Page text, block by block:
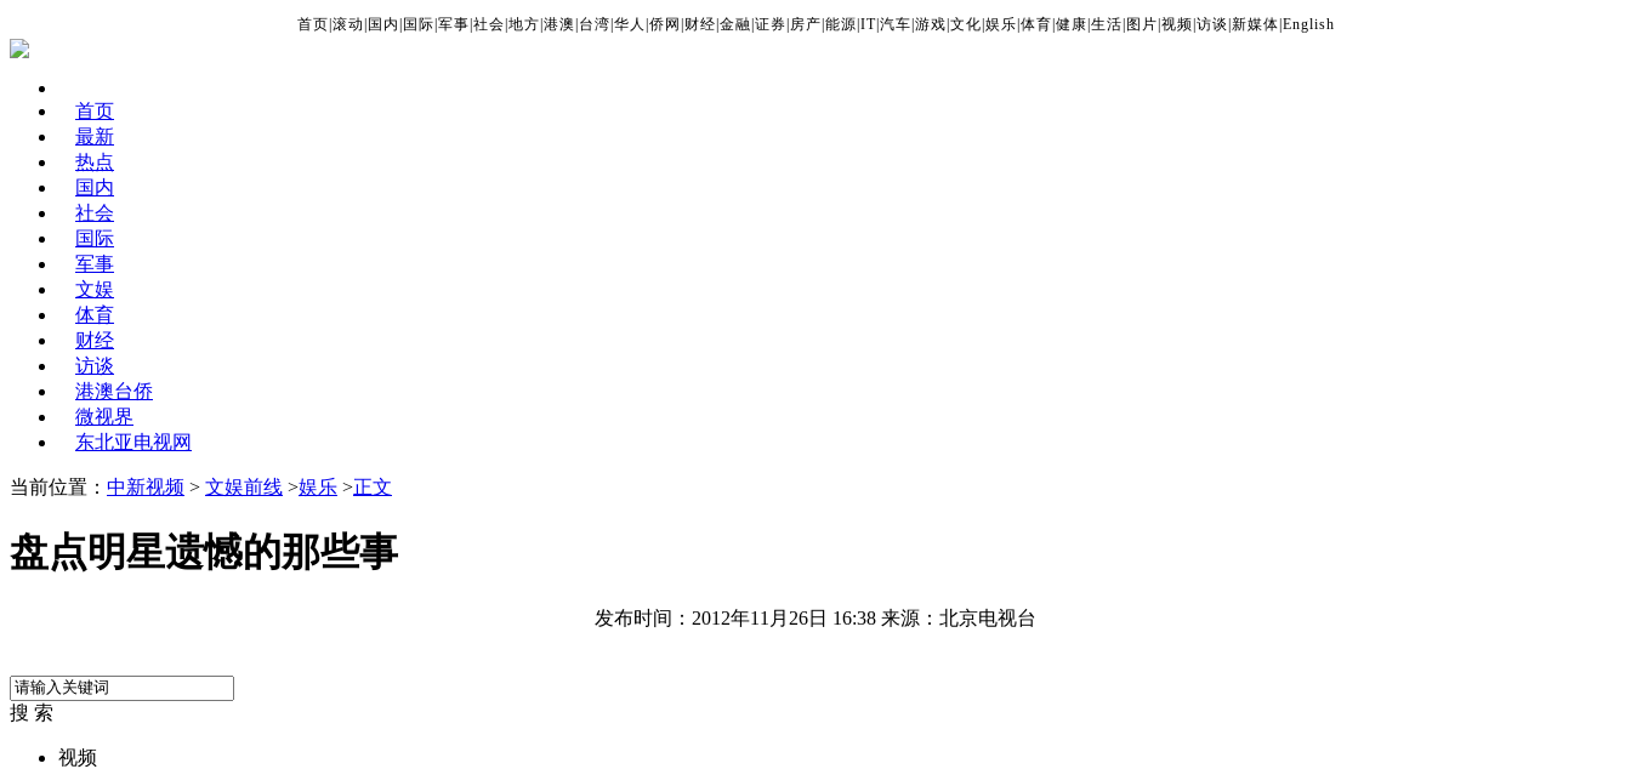
首页 滚动 国内 国际 军事 社会 地方 港澳 台湾 华人 侨网 财经 金融 证券 房产 能源 IT| 汽车 游戏 文化 娱乐 体育 健康 生活 图片 视频 访谈 新媒体 English
首页
最新
热点
国内
社会
国际
军事
文娱
体育
财经
访谈
港澳台侨
微视界
东北亚电视网
当前位置： 中新视频 > 文娱前线 >娱乐 >正文
盘点明星遗憾的那些事
发布时间：2012年11月26日 16:38 来源：北京电视台
搜 索
视频